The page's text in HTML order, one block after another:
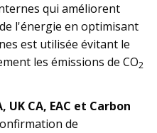
qui améliorent
l'énergie en optimisant
est utilisée évitant le
les émissions de CO2
UK CA, EAC et Carbon
de